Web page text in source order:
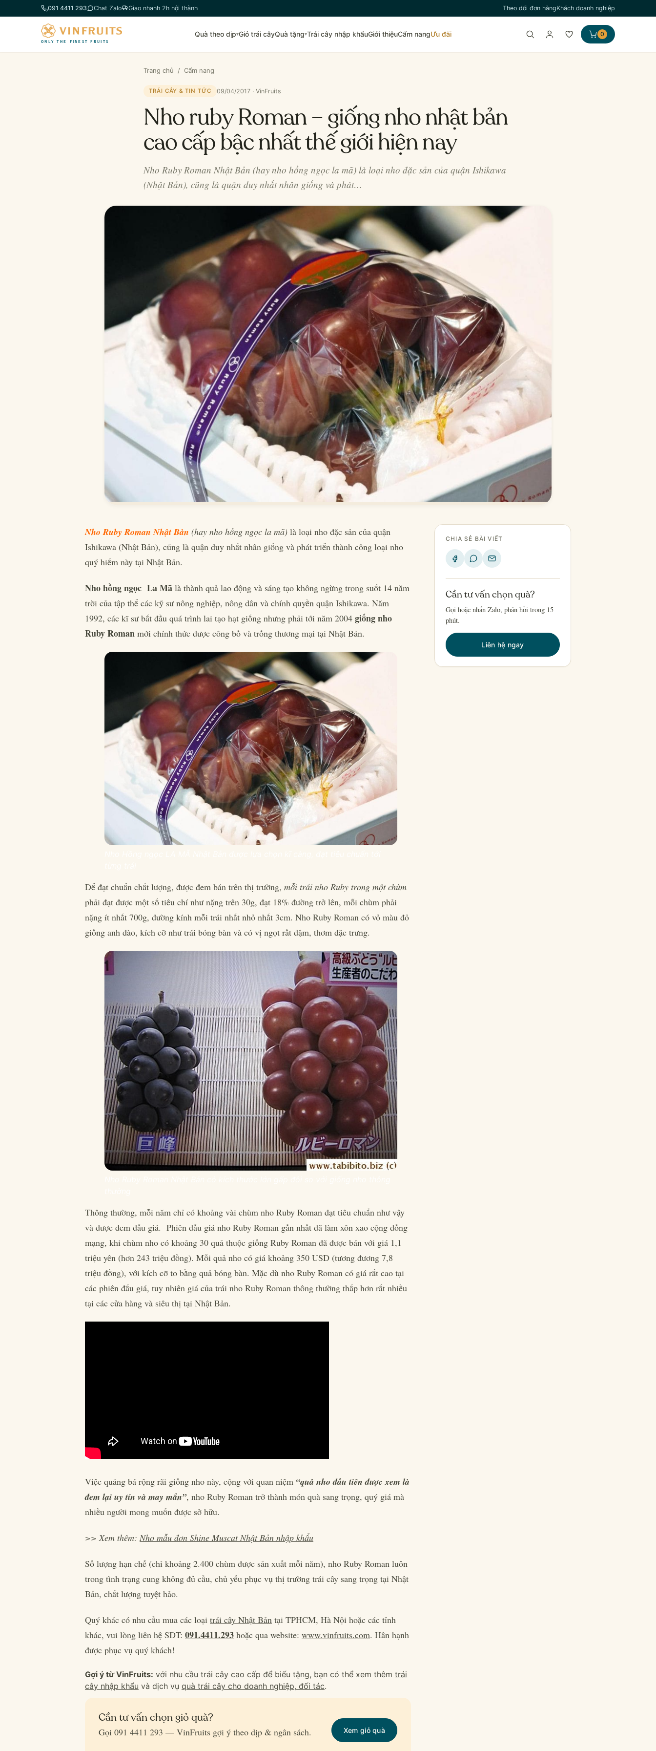
đến
dung
091 4411 293 Chat Zalo Giao nhanh 2h nội thành Theo dõi đơn hàngKhách doanh nghiệp
ONLY THE FINEST FRUITS
Quà theo dịp▾Giỏ trái câyQuà tặng▾Trái cây nhập khẩuGiới thiệuCẩm nangƯu đãi 0
Trang chủ / Cẩm nang
TRÁI CÂY & TIN TỨC 09/04/2017 · VinFruits
Nho ruby Roman – giống nho nhật bản
cao cấp bậc nhất thế giới hiện nay
Nho Ruby Roman Nhật Bản (hay nho hồng ngọc la mã) là loại nho đặc sản của quận Ishikawa
(Nhật Bản), cũng là quận duy nhất nhân giống và phát…
Nho Ruby Roman Nhật Bản (hay nho hồng ngọc la mã) là loại nho đặc sản của quận
Ishikawa (Nhật Bản), cũng là quận duy nhất nhân giống và phát triển thành công loại nho
quý hiếm này tại Nhật Bản.
Nho hồng ngọc La Mã là thành quả lao động và sáng tạo không ngừng trong suốt 14 năm
trời của tập thể các kỹ sư nông nghiệp, nông dân và chính quyền quận Ishikawa. Năm
1992, các kĩ sư bắt đầu quá trình lai tạo hạt giống nhưng phải tới năm 2004 giống nho
Ruby Roman mới chính thức được công bố và trồng thương mại tại Nhật Bản.
Để đạt chuẩn chất lượng, được đem bán trên thị trường, mỗi trái nho Ruby trong một chùm
phải đạt được một số tiêu chí như nặng trên 30g, đạt 18% đường trở lên, mỗi chùm phải
nặng ít nhất 700g, đường kính mỗi trái nhất nhỏ nhất 3cm. Nho Ruby Roman có vỏ màu đỏ
giống anh đào, kích cỡ như trái bóng bàn và có vị ngọt rất đậm, thơm đặc trưng.
Thông thường, mỗi năm chỉ có khoảng vài chùm nho Ruby Roman đạt tiêu chuẩn như vậy
và được đem đấu giá. Phiên đấu giá nho Ruby Roman gần nhất đã làm xôn xao cộng đồng
mạng, khi chùm nho có khoảng 30 quả thuộc giống Ruby Roman đã được bán với giá 1,1
triệu yên (hơn 243 triệu đồng). Mỗi quả nho có giá khoảng 350 USD (tương đương 7,8
triệu đồng), với kích cỡ to bằng quả bóng bàn. Mặc dù nho Ruby Roman có giá rất cao tại
các phiên đấu giá, tuy nhiên giá của trái nho Ruby Roman thông thường thấp hơn rất nhiều
tại các cửa hàng và siêu thị tại Nhật Bản.
Việc quảng bá rộng rãi giống nho này, cộng với quan niệm “quả nho đầu tiên được xem là
đem lại uy tín và may mắn”, nho Ruby Roman trở thành món quà sang trọng, quý giá mà
nhiều người mong muốn được sở hữu.
>> Xem thêm: Nho mẫu đơn Shine Muscat Nhật Bản nhập khẩu
Số lượng hạn chế (chỉ khoảng 2.400 chùm được sản xuất mỗi năm), nho Ruby Roman luôn
trong tình trạng cung không đủ cầu, chủ yếu phục vụ thị trường trái cây sang trọng tại Nhật
Bản, chất lượng tuyệt hảo.
Quý khác có nhu cầu mua các loại trái cây Nhật Bản tại TPHCM, Hà Nội hoặc các tỉnh
khác, vui lòng liên hệ SĐT: 091.4411.293 hoặc qua website: www.vinfruits.com. Hân hạnh
được phục vụ quý khách!
Gợi ý từ VinFruits: với nhu cầu trái cây cao cấp để biếu tặng, bạn có thể xem thêm trái
cây nhập khẩu và dịch vụ quà trái cây cho doanh nghiệp, đối tác.
Cần tư vấn chọn giỏ quà?
Gọi 091 4411 293 — VinFruits gợi ý theo dịp & ngân sách. Xem giỏ quà
CHIA SẺ BÀI VIẾT
Cần tư vấn chọn quà?
Gọi hoặc nhắn Zalo, phản hồi trong 15
phút.
Liên hệ ngay